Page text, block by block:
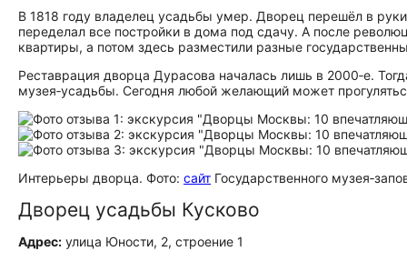
В 1818 году владелец усадьбы умер. Дворец перешёл в
переделал все постройки в дома под сдачу. А после
квартиры, а потом здесь разместили разные
Реставрация дворца Дурасова началась лишь в 2000‑е.
музея‑усадьбы. Сегодня любой желающий может
Интерьеры дворца. Фото: сайт Государственного
Дворец усадьбы Кусково
Адрес: улица Юности, 2, строение 1